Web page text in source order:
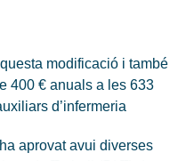
modificació i també
400 € anuals a les 633
d’infermeria
aprovat avui diverses